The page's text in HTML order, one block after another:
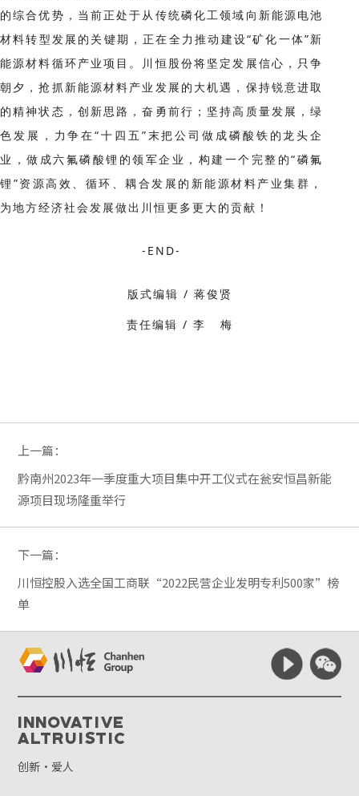
的综合优势，当前正处于从传统磷化工领域向新能源电池
材料转型发展的关键期，正在全力推动建设“矿化一体”新
能源材料循环产业项目。川恒股份将坚定发展信心，只争
朝夕，抢抓新能源材料产业发展的大机遇，保持锐意进取
的精神状态，创新思路，奋勇前行；坚持高质量发展，绿
色发展，力争在“十四五”末把公司做成磷酸铁的龙头企
业，做成六氟磷酸锂的领军企业，构建一个完整的“磷氟
锂”资源高效、循环、耦合发展的新能源材料产业集群，
为地方经济社会发展做出川恒更多更大的贡献！
-END-
版式编辑 / 蒋俊贤
责任编辑 / 李 梅
上一篇：
黔南州2023年一季度重大项目集中开工仪式在瓮安恒昌新能
源项目现场隆重举行
下一篇：
川恒控股入选全国工商联“2022民营企业发明专利500家”榜
单
Innovative
Altruistic
创新·爱人